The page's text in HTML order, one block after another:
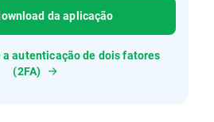
da aplicação
autenticação de dois fatores
(2FA)